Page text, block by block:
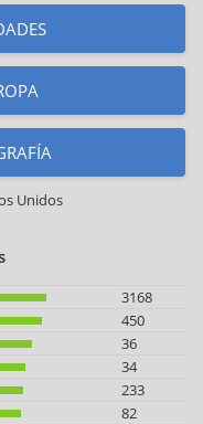
Unidos
3168
450
36
34
233
82